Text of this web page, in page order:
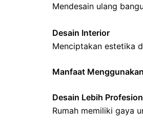
Mendesain ulang
Desain Interior
Menciptakan estetika
Manfaat
Desain Lebih
Rumah memiliki gaya